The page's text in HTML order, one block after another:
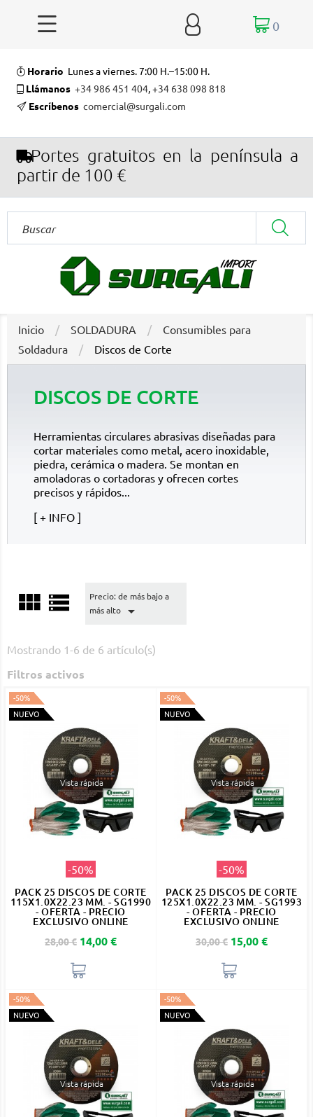
  0
Horario Lunes a viernes. 7:00 H.–15:00 H.
Llámanos +34 986 451 404,+34 638 098 818
Escríbenos comercial@surgali.com
Portes gratuitos en la península a
partir de 100 €
Inicio SOLDADURA
Consumibles para
Soldadura
Discos de Corte
DISCOS DE CORTE
Herramientas circulares abrasivas diseñadas para
cortar materiales como metal, acero inoxidable,
piedra, cerámica o madera. Se montan en
amoladoras o cortadoras y ofrecen cortes
precisos y rápidos...
+ INFO
 
Precio: de más bajo a
más alto

Mostrando 1-6 de 6 artículo(s)
Filtros activos
-50%
NUEVO
Vista rápida
-50%
PACK 25 DISCOS DE CORTE
115X1.0X22.23 MM. - SG1990
- OFERTA - PRECIO
EXCLUSIVO ONLINE
Precio base
28,00 € Precio
14,00 €
-50%
NUEVO
Vista rápida
-50%
PACK 25 DISCOS DE CORTE
125X1.0X22.23 MM. - SG1993
- OFERTA - PRECIO
EXCLUSIVO ONLINE
Precio base
30,00 € Precio
15,00 €
-50%
NUEVO
Vista rápida
-50%
NUEVO
Vista rápida